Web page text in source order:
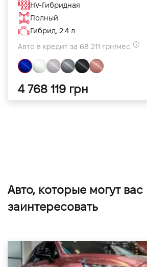
HV-Гибридная
Полный
Гибрид, 2.4 л
Авто в кредит за 68 211 грн/мес
4 768 119 грн
Авто, которые могут вас
заинтересовать